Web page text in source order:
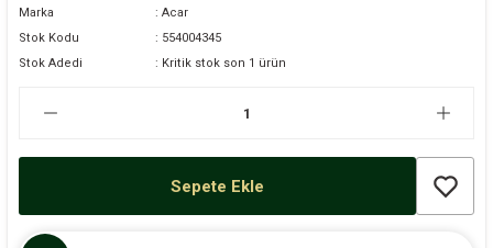
Marka
Acar
Stok Kodu
554004345
Stok Adedi
Kritik stok son 1 ürün
Sepete Ekle